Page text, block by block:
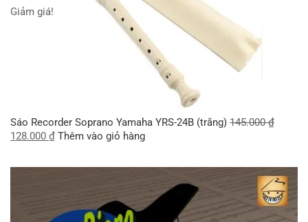
Giảm giá!
Sáo Recorder Soprano Yamaha YRS-24B (trắng) 145.000₫
128.000 ₫ Thêm vào giỏ hàng